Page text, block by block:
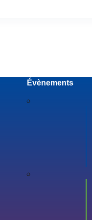
Évènements